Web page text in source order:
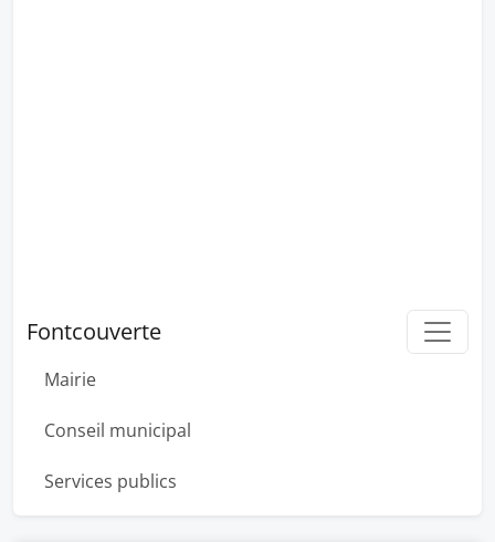
Fontcouverte
Mairie
Conseil municipal
Services publics